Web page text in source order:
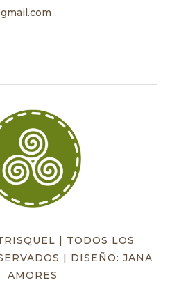
| TODOS LOS
| DISEÑO: JANA
AMORES